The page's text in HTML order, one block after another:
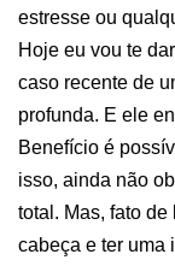
estresse ou
Hoje eu vou te
caso recente de
profunda. E ele
Benefício é
isso, ainda não
total. Mas, fato
cabeça e ter uma